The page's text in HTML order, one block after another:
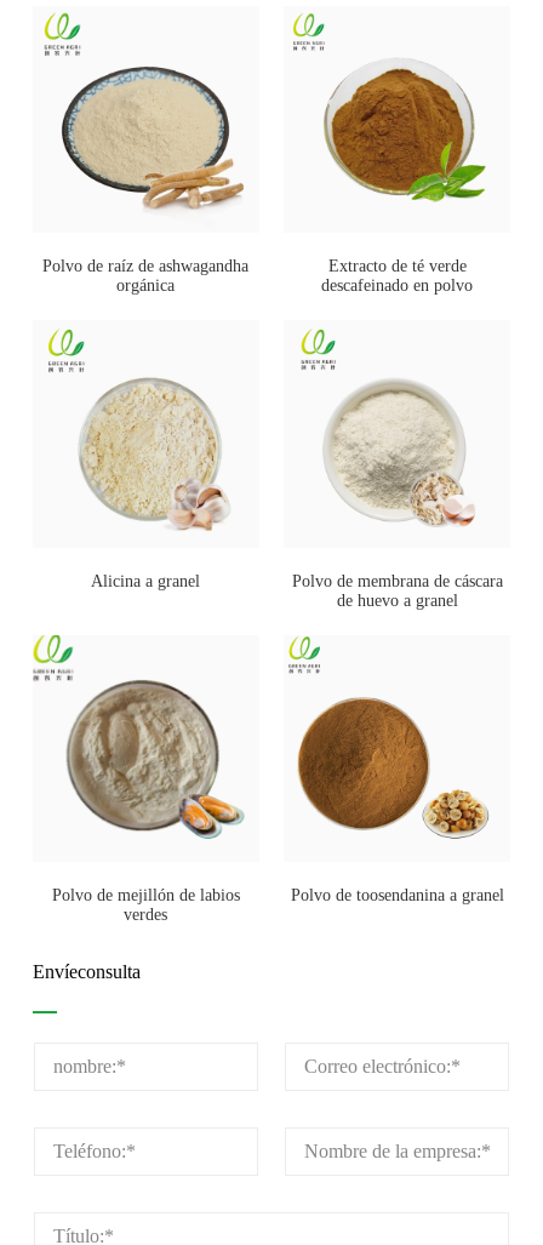
Polvo de raíz de ashwagandha
orgánica
Extracto de té verde
descafeinado en polvo
Alicina a granel
Polvo de membrana de cáscara
de huevo a granel
Polvo de mejillón de labios
verdes
Polvo de toosendanina a granel
Envíeconsulta